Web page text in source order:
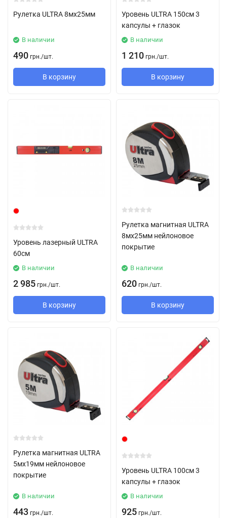
Рулетка ULTRA 8мx25мм
В наличии
490 грн./шт.
В корзину
Уровень ULTRA 150см 3
капсулы + глазок
В наличии
1 210 грн./шт.
В корзину
Уровень лазерный ULTRA
60см
В наличии
2 985 грн./шт.
В корзину
Рулетка магнитная ULTRA
8мx25мм нейлоновое
покрытие
В наличии
620 грн./шт.
В корзину
Рулетка магнитная ULTRA
5мx19мм нейлоновое
покрытие
В наличии
443 грн./шт.
Уровень ULTRA 100см 3
капсулы + глазок
В наличии
925 грн./шт.